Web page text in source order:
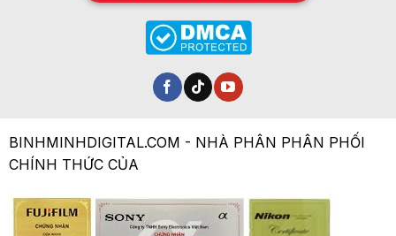
BINHMINHDIGITAL.COM - NHÀ PHÂN PHÂN PHỐI
CHÍNH THỨC CỦA